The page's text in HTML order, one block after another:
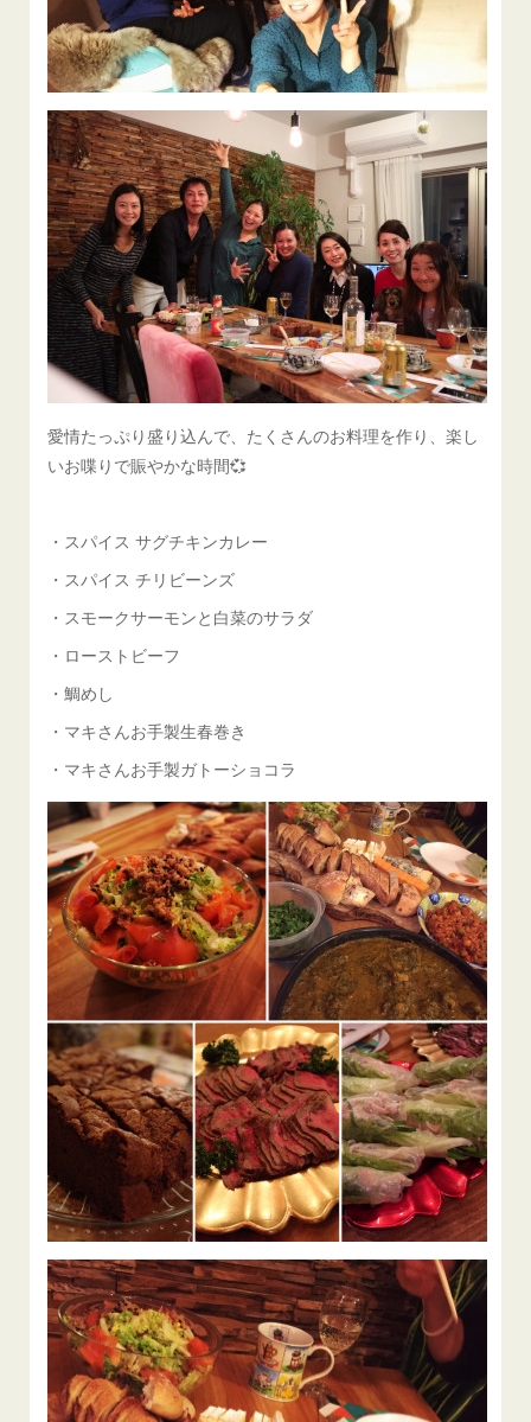
愛情たっぷり盛り込んで、たくさんのお料理を作り、楽し
いお喋りで賑やかな時間💞
・スパイス サグチキンカレー
・スパイス チリビーンズ
・スモークサーモンと白菜のサラダ
・ローストビーフ
・鯛めし
・マキさんお手製生春巻き
・マキさんお手製ガトーショコラ